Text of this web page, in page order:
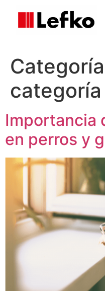
categoría
Importancia
en perros y